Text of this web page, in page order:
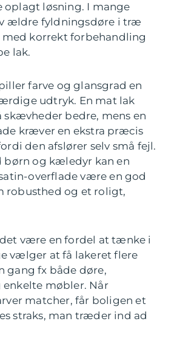
løsning. I mange
ældre fyldningsdøre i træ
korrekt forbehandling
lak.
farve og glansgrad en
udtryk. En mat lak
skævheder bedre, mens en
kræver en ekstra præcis
den afslører selv små fejl.
børn og kæledyr kan en
overflade være en god
robusthed og et roligt,
være en fordel at tænke i
vælger at få lakeret flere
gang fx både døre,
møbler. Når
matcher, får boligen et
straks, man træder ind ad